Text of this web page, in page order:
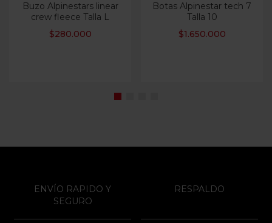
Buzo Alpinestars linear
crew fleece Talla L
$280.000
Botas Alpinestar tech 7
Talla 10
$1.650.000
ENVÍO RAPIDO Y
SEGURO
RESPALDO